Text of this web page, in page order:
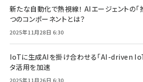
新たな自動化で熱視線！ AIエージェントの「
つのコンポーネントとは？
2025年11月28日 6:30
IoTに生成AIを掛け合わせる「AI-driven
タ活用を加速
2025年11月26日 6:30